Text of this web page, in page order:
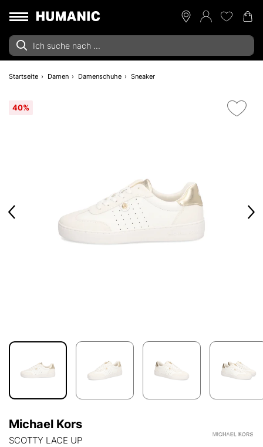
Startseite Damen Damenschuhe Sneaker
40%
Michael Kors
SCOTTY LACE UP